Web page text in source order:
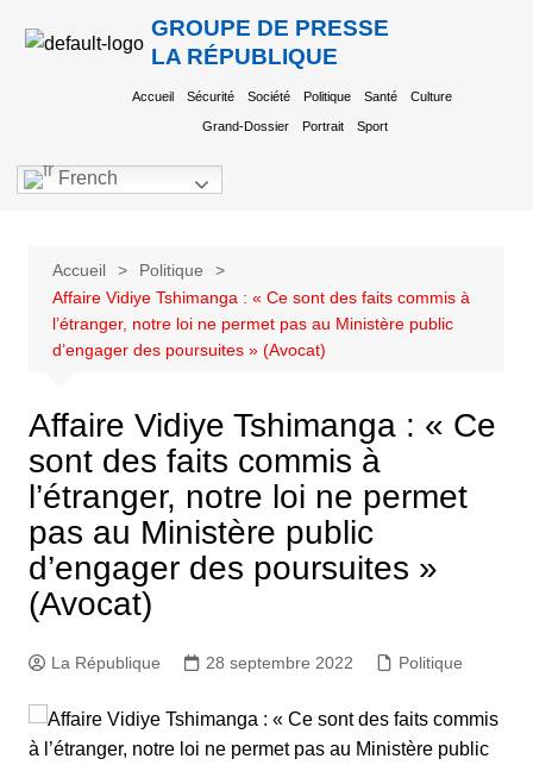
GROUPE DE PRESSE
LA RÉPUBLIQUE
Accueil Sécurité Société Politique Santé Culture
Grand-Dossier Portrait Sport
French
Accueil
Politique
Affaire Vidiye Tshimanga : « Ce sont des faits commis à
l’étranger, notre loi ne permet pas au Ministère public
d’engager des poursuites » (Avocat)
Affaire Vidiye Tshimanga : « Ce
sont des faits commis à
l’étranger, notre loi ne permet
pas au Ministère public
d’engager des poursuites »
(Avocat)
La République 28 septembre 2022 Politique